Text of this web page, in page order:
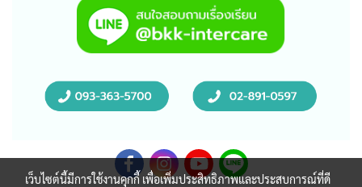
เว็บไซต์นี้มีการใช้งานคุกกี้ เพื่อเพิ่มประสิทธิภาพและประสบการณ์ที่ดี